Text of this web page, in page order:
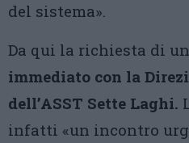
del sistema».
Da qui la richiesta di un
immediato con la
dell’ASST Sette Laghi.
infatti «un incontro